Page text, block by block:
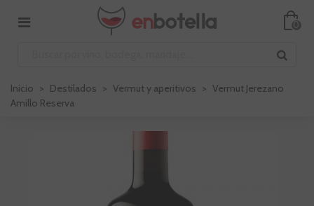
0
Inicio > Destilados > Vermut y aperitivos > Vermut Jerezano
Amillo Reserva